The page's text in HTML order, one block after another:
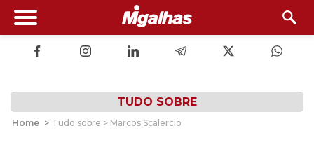
TUDO SOBRE
Home > Tudo sobre > Marcos Scalercio